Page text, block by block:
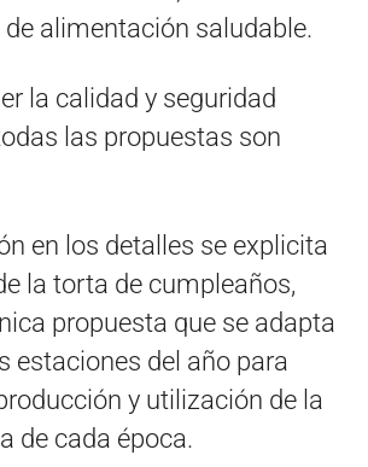
alimentación saludable.
la calidad y seguridad
las propuestas son
en los detalles se explicita
la torta de cumpleaños,
propuesta que se adapta
estaciones del año para
y utilización de la
de cada época.